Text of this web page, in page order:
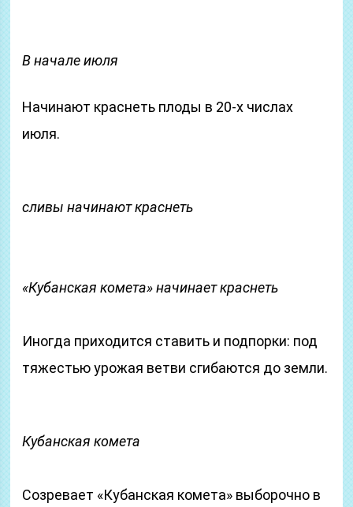
В начале июля
Начинают краснеть плоды в 20-х числах
июля.
сливы начинают краснеть
«Кубанская комета» начинает краснеть
Иногда приходится ставить и подпорки: под
тяжестью урожая ветви сгибаются до земли.
Кубанская комета
Созревает «Кубанская комета» выборочно в